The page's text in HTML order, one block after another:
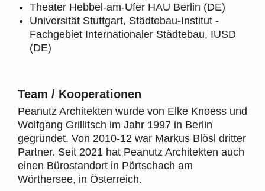
Theater Hebbel-am-Ufer HAU Berlin (DE)
Universität Stuttgart, Städtebau-Institut -
Fachgebiet Internationaler Städtebau, IUSD
(DE)
Team / Kooperationen
Peanutz Architekten wurde von Elke Knoess und
Wolfgang Grillitsch im Jahr 1997 in Berlin
gegründet. Von 2010-12 war Markus Blösl dritter
Partner. Seit 2021 hat Peanutz Architekten auch
einen Bürostandort in Pörtschach am
Wörthersee, in Österreich.